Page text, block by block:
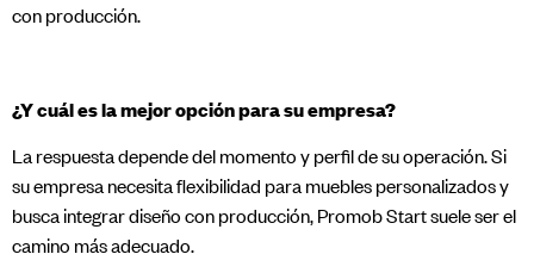
con producción.
¿Y cuál es la mejor opción para su empresa?
La respuesta depende del momento y perfil de su operación. Si
su empresa necesita flexibilidad para muebles personalizados y
busca integrar diseño con producción, Promob Start suele ser el
camino más adecuado.